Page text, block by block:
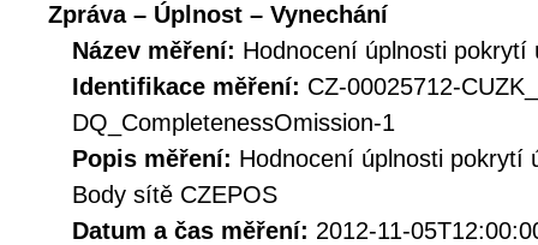
Zpráva – Úplnost – Vynechání
Název měření: Hodnocení úplnosti pokrytí
Identifikace měření: CZ-00025712-
DQ_CompletenessOmission-1
Popis měření: Hodnocení úplnosti pokrytí
Body sítě CZEPOS
Datum a čas měření: 2012-11-